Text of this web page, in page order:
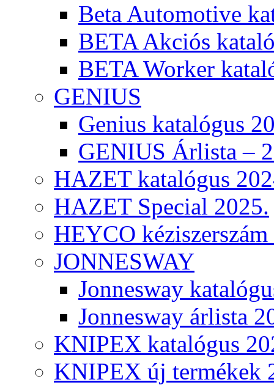
Beta Automotive
BETA Akciós
BETA Worker
GENIUS
Genius katalógus
GENIUS Árlista –
HAZET katalógus
HAZET Special 2025.
HEYCO
JONNESWAY
Jonnesway
Jonnesway árlista
KNIPEX katalógus
KNIPEX új termékek